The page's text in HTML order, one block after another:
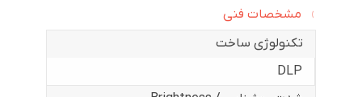
مشخصات فنی
تکنولوژی ساخت
DLP